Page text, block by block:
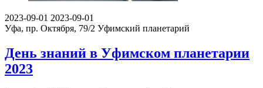
2023-09-01 2023-09-01
Уфа, пр. Октября, 79/2 Уфимский планетарий
День знаний в Уфимском планетарии
2023